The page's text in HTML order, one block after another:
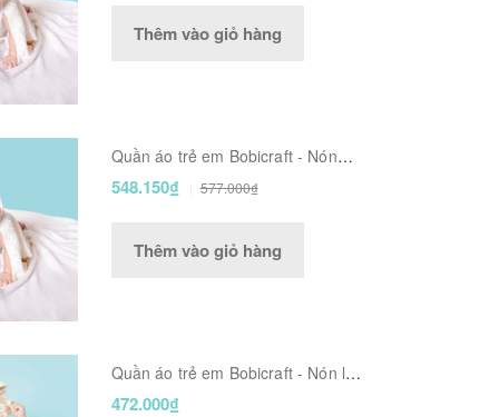
Thêm vào giỏ hàng
Quần áo trẻ em Bobicraft - Nón
Gấu - Cotton hữu cơ organic an
548.150₫ 577.000₫
Thêm vào giỏ hàng
Quần áo trẻ em Bobicraft - Nón len
sư tử Leo (L) - Cotton hữu cơ
472.000₫